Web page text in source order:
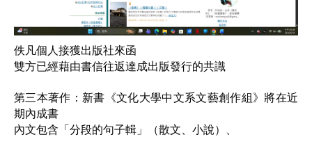
佚凡個人接獲出版社來函
雙方已經藉由書信往返達成出版發行的共識
第三本著作：新書《文化大學中文系文藝創作組》將在近
期內成書
內文包含「分段的句子輯」（散文、小說）、